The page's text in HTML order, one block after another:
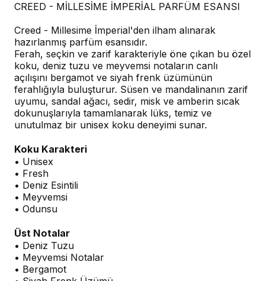
CREED - MİLLESİME İMPERİAL PARFÜM ESANSI
Creed - Millesime İmperial'den ilham alınarak
hazırlanmış parfüm esansıdır.
Ferah, seçkin ve zarif karakteriyle öne çıkan bu özel
koku, deniz tuzu ve meyvemsi notaların canlı
açılışını bergamot ve siyah frenk üzümünün
ferahlığıyla buluşturur. Süsen ve mandalinanın zarif
uyumu, sandal ağacı, sedir, misk ve amberin sıcak
dokunuşlarıyla tamamlanarak lüks, temiz ve
unutulmaz bir unisex koku deneyimi sunar.
Koku Karakteri
• Unisex
• Fresh
• Deniz Esintili
• Meyvemsi
• Odunsu
Üst Notalar
• Deniz Tuzu
• Meyvemsi Notalar
• Bergamot